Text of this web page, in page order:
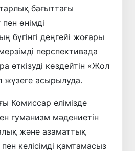
бағыттағы
өнімді
бүгінгі деңгейі жоғары
перспективада
өткізуді көздейтін «Жол
жүзеге асырылуда.
Комиссар елімізде
гуманизм мәдениетін
және азаматтық
пен келісімді қамтамасыз